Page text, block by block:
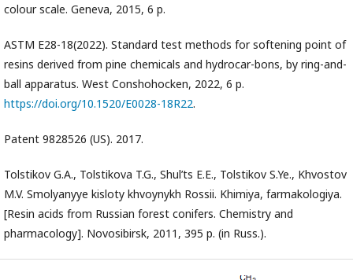
colour scale. Geneva, 2015, 6 p.
ASTM E28-18(2022). Standard test methods for softening point of
resins derived from pine chemicals and hydrocar-bons, by ring-and-
ball apparatus. West Conshohocken, 2022, 6 p.
https://doi.org/10.1520/E0028-18R22.
Patent 9828526 (US). 2017.
Tolstikov G.A., Tolstikova T.G., Shul’ts E.E., Tolstikov S.Ye., Khvostov
M.V. Smolyanyye kisloty khvoynykh Rossii. Khimiya, farmakologiya.
[Resin acids from Russian forest conifers. Chemistry and
pharmacology]. Novosibirsk, 2011, 395 p. (in Russ.).